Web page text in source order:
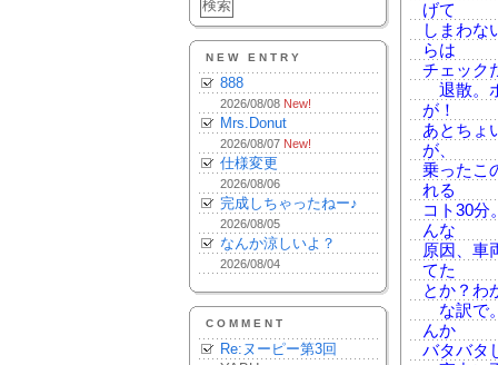
NEW ENTRY
888
2026/08/08 New!
Mrs.Donut
2026/08/07 New!
仕様変更
2026/08/06
完成しちゃったねー♪
2026/08/05
なんか涼しいよ？
2026/08/04
COMMENT
Re:ヌーピー第3回
げて
しまわな
らは
チェック
退散。
が！
あとちょ
が、
乗ったこ
れる
コト30分
んな
原因、車
てた
とか？わ
な訳で
んか
バタバタ